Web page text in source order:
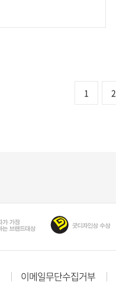
1 2
이메일무단수집거부